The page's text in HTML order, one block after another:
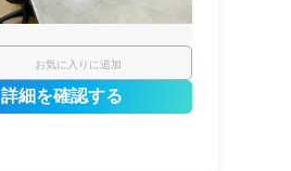
お気に入りに追加
詳細を確認する